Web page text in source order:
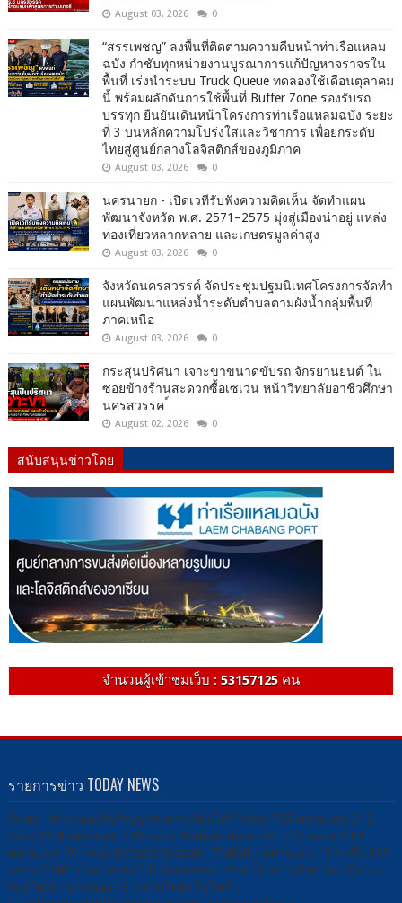
August 03, 2026 0
“สรรเพชญ” ลงพื้นที่ติดตามความคืบหน้าท่าเรือแหลม
ฉบัง กำชับทุกหน่วยงานบูรณาการแก้ปัญหาจราจรใน
พื้นที่ เร่งนำระบบ Truck Queue ทดลองใช้เดือนตุลาคม
นี้ พร้อมผลักดันการใช้พื้นที่ Buffer Zone รองรับรถ
บรรทุก ยืนยันเดินหน้าโครงการท่าเรือแหลมฉบัง ระยะ
ที่ 3 บนหลักความโปร่งใสและวิชาการ เพื่อยกระดับ
ไทยสู่ศูนย์กลางโลจิสติกส์ของภูมิภาค
August 03, 2026 0
นครนายก - เปิดเวทีรับฟังความคิดเห็น จัดทำแผน
พัฒนาจังหวัด พ.ศ. 2571–2575 มุ่งสู่เมืองน่าอยู่ แหล่ง
ท่องเที่ยวหลากหลาย และเกษตรมูลค่าสูง
August 03, 2026 0
จังหวัดนครสวรรค์ จัดประชุมปฐมนิเทศโครงการจัดทำ
แผนพัฒนาแหล่งน้ำระดับตำบลตามผังน้ำกลุ่มพื้นที่
ภาคเหนือ
August 03, 2026 0
กระสุนปริศนา เจาะขาขนาดขับรถ จักรยานยนต์ ใน
ซอยข้างร้านสะดวกซื้อเซเว่น หน้าวิทยาลัยอาชีวศึกษา
นครสวรรค ์
August 02, 2026 0
สนับสนุนข่าวโดย
จำนวนผู้เข้าชมเว็บ : 53157125คน
รายการข่าว TODAY NEWS
รับชม -ผ่านกล่องรับสัญญาณดาวเทียมได้ที่ กล่อง PSI หมายเลข 212
กล่อง IPM หมายเลข 115 กล่อง Sunbox หมายเลข 113 กล่อง DTV
หมายเลข 79 กล่อง Infosat/ Ideasat/ Thaisat / หมายเลข 114 หรือ 167
กล่อง GMM Z หมายเลข141 Facebook : ช่อง 13 สยามไทย สถานีข่าว
YouTube : ข่าวช่อง 13 สยามไทย เว็บไซต์ :